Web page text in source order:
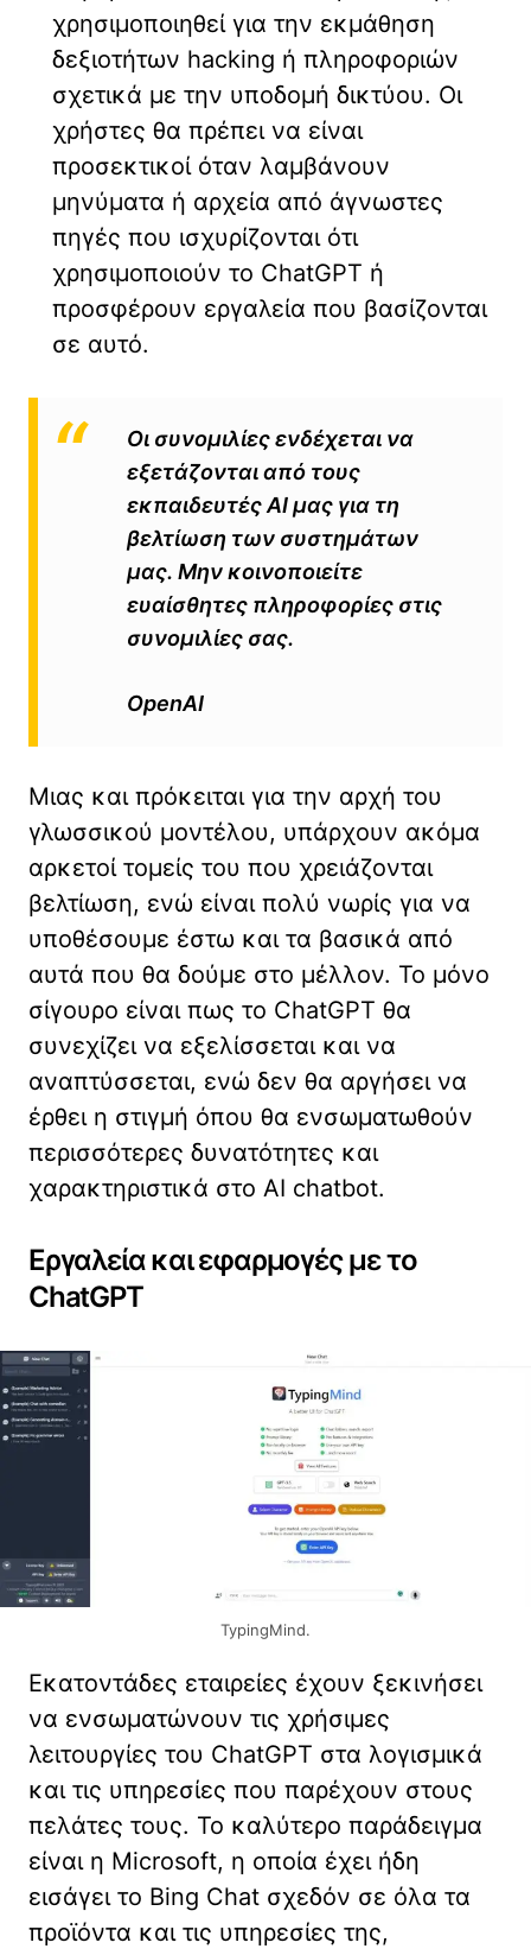
χρησιμοποιηθεί για την εκμάθηση
δεξιοτήτων hacking ή πληροφοριών
σχετικά με την υποδομή δικτύου. Οι
χρήστες θα πρέπει να είναι
προσεκτικοί όταν λαμβάνουν
μηνύματα ή αρχεία από άγνωστες
πηγές που ισχυρίζονται ότι
χρησιμοποιούν το ChatGPT ή
προσφέρουν εργαλεία που βασίζονται
σε αυτό.
Οι συνομιλίες ενδέχεται να
εξετάζονται από τους
εκπαιδευτές AI μας για τη
βελτίωση των συστημάτων
μας. Μην κοινοποιείτε
ευαίσθητες πληροφορίες στις
συνομιλίες σας.
OpenAI
Μιας και πρόκειται για την αρχή του
γλωσσικού μοντέλου, υπάρχουν ακόμα
αρκετοί τομείς του που χρειάζονται
βελτίωση, ενώ είναι πολύ νωρίς για να
υποθέσουμε έστω και τα βασικά από
αυτά που θα δούμε στο μέλλον. Το μόνο
σίγουρο είναι πως το ChatGPT θα
συνεχίζει να εξελίσσεται και να
αναπτύσσεται, ενώ δεν θα αργήσει να
έρθει η στιγμή όπου θα ενσωματωθούν
περισσότερες δυνατότητες και
χαρακτηριστικά στο AI chatbot.
Εργαλεία και εφαρμογές με το
ChatGPT
TypingMind.
Εκατοντάδες εταιρείες έχουν ξεκινήσει
να ενσωματώνουν τις χρήσιμες
λειτουργίες του ChatGPT στα λογισμικά
και τις υπηρεσίες που παρέχουν στους
πελάτες τους. Το καλύτερο παράδειγμα
είναι η Microsoft, η οποία έχει ήδη
εισάγει το Bing Chat σχεδόν σε όλα τα
προϊόντα και τις υπηρεσίες της,